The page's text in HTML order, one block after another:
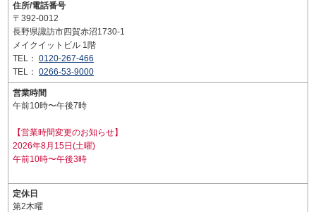
住所/電話番号
〒392-0012
長野県諏訪市四賀赤沼1730-1
メイクイットビル 1階
TEL： 0120-267-466
TEL： 0266-53-9000
営業時間
午前10時〜午後7時
【営業時間変更のお知らせ】
2026年8月15日(土曜)
午前10時〜午後3時
定休日
第2木曜